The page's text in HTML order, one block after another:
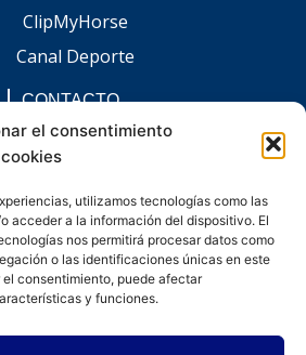
el consentimiento
utilizamos tecnologías como las
acceder a la información del dispositivo. El
nos permitirá procesar datos como
o las identificaciones únicas en este
consentimiento, puede afectar
y funciones.
ClipMyHorse
Canal Deporte
CONTACTO
en todo el ámbito nacional
I
n
s
t
a
g
L
i
n
k
e
d
E
n
v
e
l
o
W
h
a
t
s